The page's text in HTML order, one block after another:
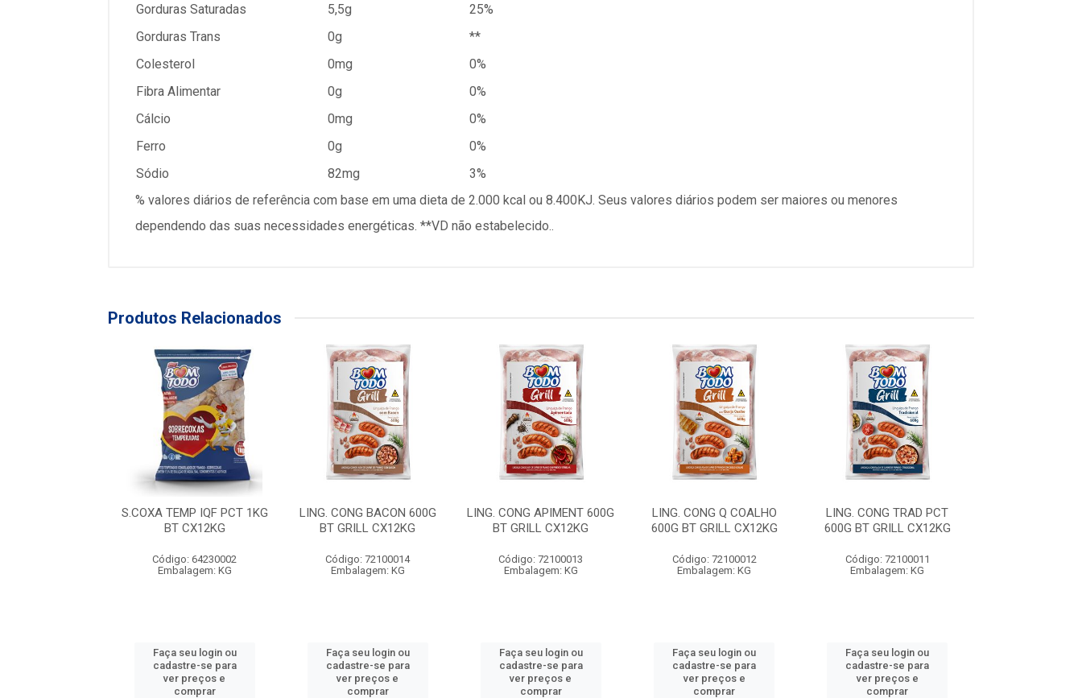
Gorduras Saturadas
5,5g
25%
Gorduras Trans
0g
**
Colesterol
0mg
0%
Fibra Alimentar
0g
0%
Cálcio
0mg
0%
Ferro
0g
0%
Sódio
82mg
3%
% valores diários de referência com base em uma dieta de 2.000 kcal ou 8.400KJ. Seus valores diários podem ser maiores ou menores
dependendo das suas necessidades energéticas. **VD não estabelecido..
Produtos Relacionados
S.COXA TEMP IQF PCT 1KG
BT CX12KG
Código: 64230002
Embalagem: KG
Faça seu login ou
cadastre-se para
ver preços e
comprar
LING. CONG BACON 600G
BT GRILL CX12KG
Código: 72100014
Embalagem: KG
Faça seu login ou
cadastre-se para
ver preços e
comprar
LING. CONG APIMENT 600G
BT GRILL CX12KG
Código: 72100013
Embalagem: KG
Faça seu login ou
cadastre-se para
ver preços e
comprar
LING. CONG Q COALHO
600G BT GRILL CX12KG
Código: 72100012
Embalagem: KG
Faça seu login ou
cadastre-se para
ver preços e
comprar
LING. CONG TRAD PCT
600G BT GRILL CX12KG
Código: 72100011
Embalagem: KG
Faça seu login ou
cadastre-se para
ver preços e
comprar